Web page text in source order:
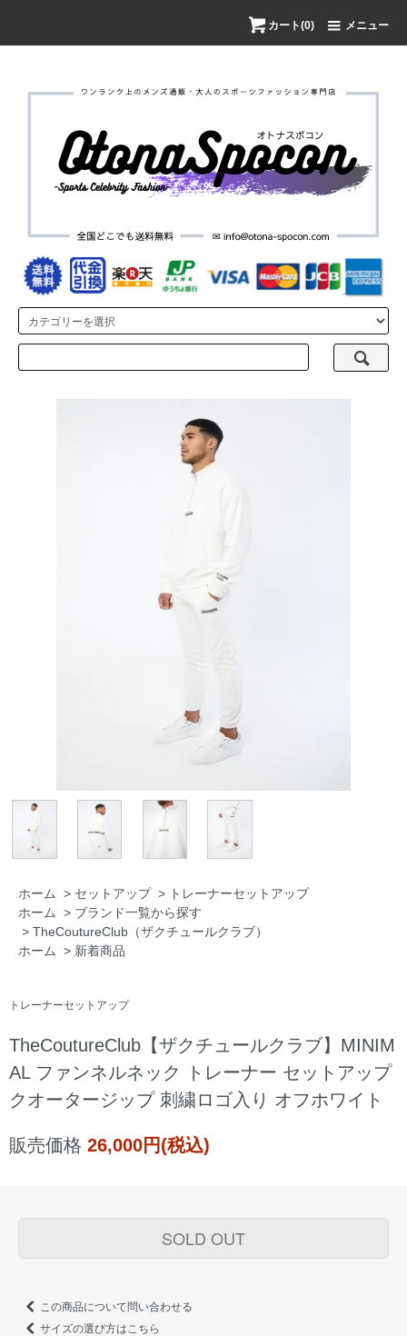
カート(0) メニュー
ホーム > セットアップ > トレーナーセットアップ
ホーム
> ブランド一覧から探す
> TheCoutureClub（ザクチュールクラブ）
ホーム
> 新着商品
トレーナーセットアップ
TheCoutureClub【ザクチュールクラブ】MINIM
AL ファンネルネック トレーナー セットアップ
クオータージップ 刺繍ロゴ入り オフホワイト
販売価格 26,000円(税込)
SOLD OUT
この商品について問い合わせる
サイズの選び方はこちら